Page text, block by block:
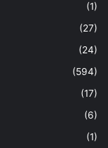
(1)
(27)
(24)
(594)
(17)
(6)
(1)